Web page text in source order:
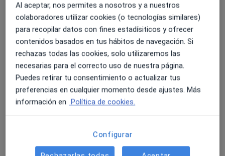
Consultorio privado
Calle Maestranza 8 (portal 2 3ºD2), Málaga-Este,
Málaga
Ampliarse abre en una nueva
Disponibilidad
Este especialista no ofrece reserva online en esta
dirección
Formas de pago (visitas privadas)
Al aceptar, nos permites a nosotros y a nuestros
colaboradores utilizar cookies (o tecnologías similares)
para recopilar datos con fines estadísiticos y ofrecer
contenidos basados en tus hábitos de navegación. Si
rechazas todas las cookies, solo utilizaremos las
necesarias para el correcto uso de nuestra página.
Puedes retirar tu consentimiento o actualizar tus
preferencias en cualquier momento desde ajustes. Más
información en Política de cookies.
Configurar